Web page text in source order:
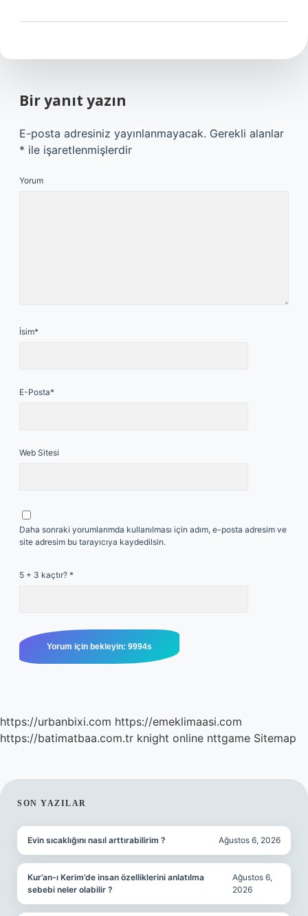
Bir yanıt yazın
E-posta adresiniz yayınlanmayacak. Gerekli alanlar
* ile işaretlenmişlerdir
Yorum
İsim*
E-Posta*
Web Sitesi
Daha sonraki yorumlarımda kullanılması için adım, e-posta adresim ve
site adresim bu tarayıcıya kaydedilsin.
5 + 3 kaçtır? *
https://urbanbixi.com https://emeklimaasi.com
https://batimatbaa.com.tr knight online nttgame Sitemap
SIDEBAR
SON YAZILAR
Evin sıcaklığını nasıl arttırabilirim ? Ağustos 6, 2026
Kur’an-ı Kerim’de insan özelliklerini anlatılma
sebebi neler olabilir ?
Ağustos 6,
2026